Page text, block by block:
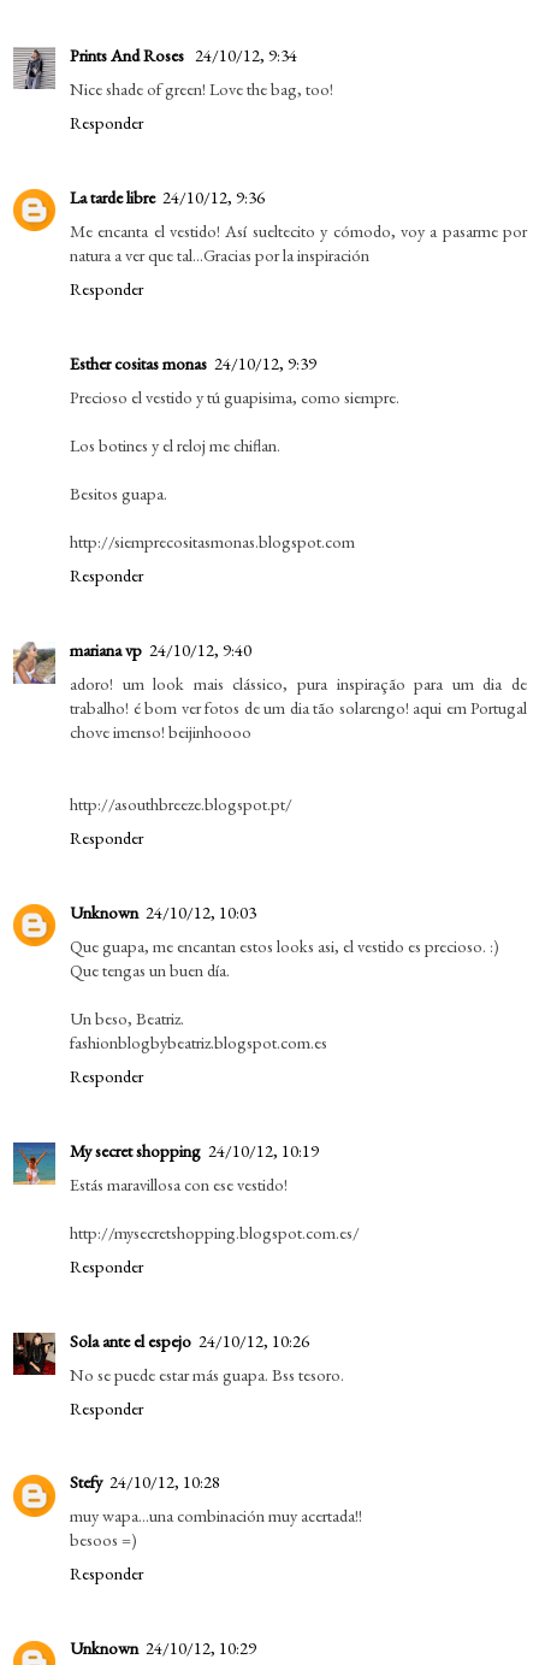
Prints And Roses 24/10/12, 9:34
Nice shade of green! Love the bag, too!
Responder
La tarde libre 24/10/12, 9:36
Me encanta el vestido! Así sueltecito y cómodo, voy a pasarme por
natura a ver que tal...Gracias por la inspiración
Responder
Esther cositas monas 24/10/12, 9:39
Precioso el vestido y tú guapisima, como siempre.
Los botines y el reloj me chiflan.
Besitos guapa.
http://siemprecositasmonas.blogspot.com
Responder
mariana vp 24/10/12, 9:40
adoro! um look mais clássico, pura inspiração para um dia de
trabalho! é bom ver fotos de um dia tão solarengo! aqui em Portugal
chove imenso! beijinhoooo
http://asouthbreeze.blogspot.pt/
Responder
Unknown 24/10/12, 10:03
Que guapa, me encantan estos looks asi, el vestido es precioso. :)
Que tengas un buen día.
Un beso, Beatriz.
fashionblogbybeatriz.blogspot.com.es
Responder
My secret shopping 24/10/12, 10:19
Estás maravillosa con ese vestido!
http://mysecretshopping.blogspot.com.es/
Responder
Sola ante el espejo 24/10/12, 10:26
No se puede estar más guapa. Bss tesoro.
Responder
Stefy 24/10/12, 10:28
muy wapa...una combinación muy acertada!!
besoos =)
Responder
Unknown 24/10/12, 10:29